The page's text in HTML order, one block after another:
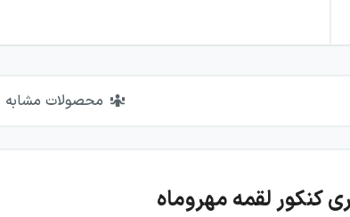
محصولات مشابه
کنکور لقمه مهروماه